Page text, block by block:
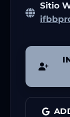
Sitio